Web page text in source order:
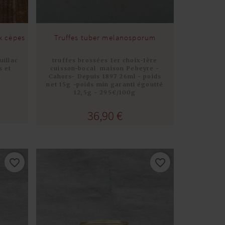
cèpes
et
Acheter
Truffes tuber melanosporum
truffes brossées 1er choix-1ère
cuisson-bocal maison Pebeyre -
Cahors- Depuis 1897 26ml - poids
net 15g -poids min garanti égoutté
12,5g - 295€/100g
36,90 €
favorite_border favorite_border